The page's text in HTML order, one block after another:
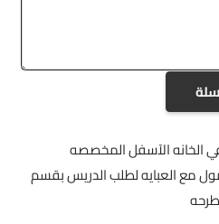
الخانه الآسفل المخصصه
مع العبايه لطلب الدريس بقسم